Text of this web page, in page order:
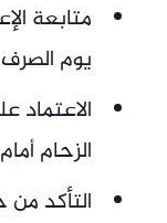
متابعة
يوم
الاعتماد
الزحام
التأكد من